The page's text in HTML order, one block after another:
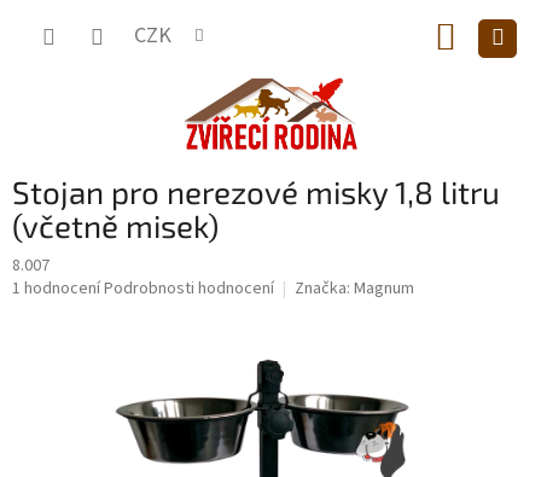
CZK
KOŠÍK
Stojan pro nerezové misky 1,8 litru
(včetně misek)
8.007
Průměrné
1 hodnoceníPodrobnosti hodnocení Značka: Magnum